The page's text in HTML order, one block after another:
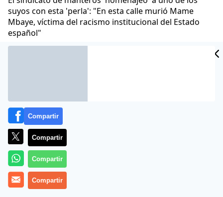
suyos con esta 'perla': "En esta calle murió Mame
Mbaye, víctima del racismo institucional del Estado
español"
Juan Velarde
Compartir
Compartir
Compartir
Compartir